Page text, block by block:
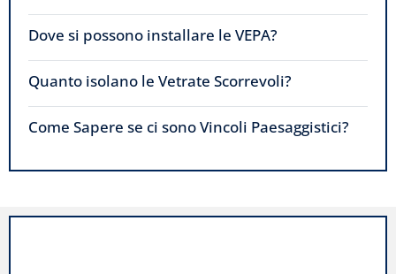
Dove si possono installare le VEPA?
Quanto isolano le Vetrate Scorrevoli?
Come Sapere se ci sono Vincoli Paesaggistici?